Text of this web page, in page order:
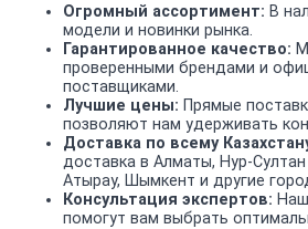
Огромный ассортимент: В
модели и новинки рынка.
Гарантированное качество:
проверенными брендами и
поставщиками.
Лучшие цены: Прямые
позволяют нам удерживать
Доставка по всему
доставка в Алматы, Нур-
Атырау, Шымкент и другие
Консультация экспертов:
помогут вам выбрать